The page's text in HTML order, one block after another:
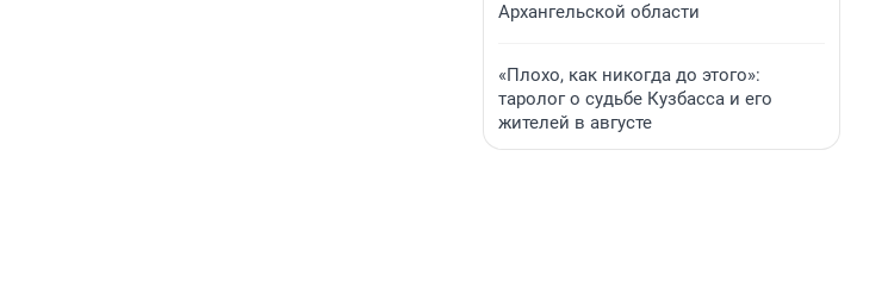
Архангельской области
«Плохо, как никогда до этого»:
таролог о судьбе Кузбасса и его
жителей в августе